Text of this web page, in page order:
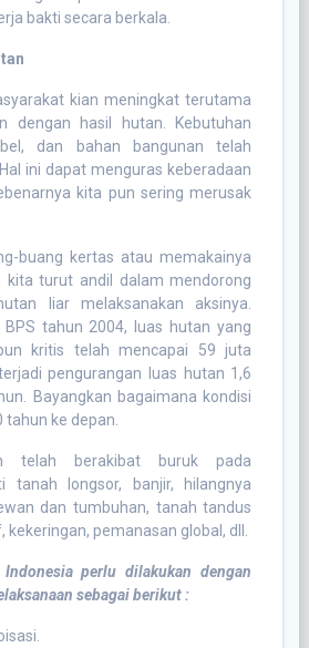
bakti secara berkala.
kian meningkat terutama
dengan hasil hutan. Kebutuhan
dan bahan bangunan telah
ini dapat menguras keberadaan
kita pun sering merusak
buang kertas atau memakainya
kita turut andil dalam mendorong
liar melaksanakan aksinya.
BPS tahun 2004, luas hutan yang
kritis telah mencapai 59 juta
pengurangan luas hutan 1,6
Bayangkan bagaimana kondisi
tahun ke depan.
telah berakibat buruk pada
tanah longsor, banjir, hilangnya
dan tumbuhan, tanah tandus
pemanasan global, dll.
perlu dilakukan dengan
sebagai berikut :